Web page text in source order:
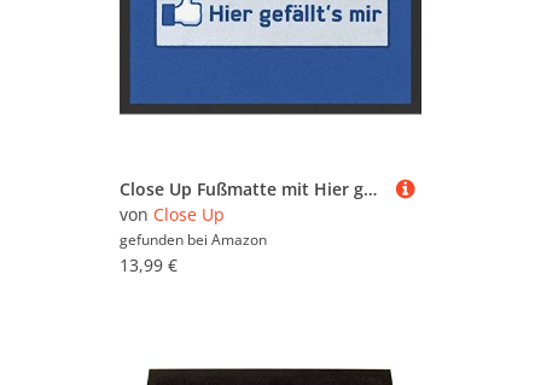
Close Up Fußmatte mit Hier gefällt's Mir Motiv (40x60cm)
von Close Up
gefunden bei Amazon
13,99 €